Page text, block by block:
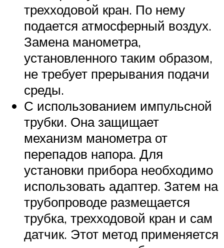
трехходовой кран. По нему
подается атмосферный воздух.
Замена манометра,
установленного таким образом,
не требует прерывания подачи
среды.
С использованием импульсной
трубки. Она защищает
механизм манометра от
перепадов напора. Для
установки прибора необходимо
использовать адаптер. Затем на
трубопроводе размещается
трубка, трехходовой кран и сам
датчик. Этот метод применяется